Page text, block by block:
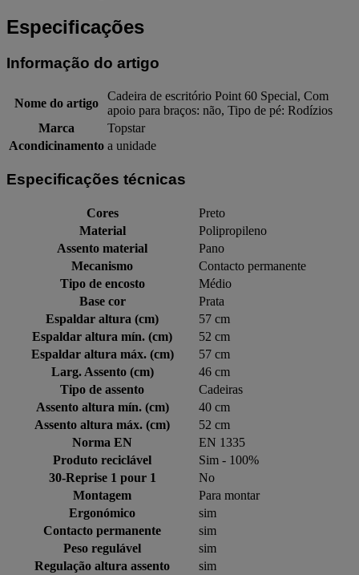
Especificações
Informação do artigo
Nome do artigo
Cadeira de escritório Point 60 Special, Com
apoio para braços: não, Tipo de pé: Rodízios
Marca
Topstar
Acondicinamento a unidade
Especificações técnicas
Cores
Preto
Material
Polipropileno
Assento material
Pano
Mecanismo
Contacto permanente
Tipo de encosto
Médio
Base cor
Prata
Espaldar altura (cm)
57 cm
Espaldar altura mín. (cm)
52 cm
Espaldar altura máx. (cm)
57 cm
Larg. Assento (cm)
46 cm
Tipo de assento
Cadeiras
Assento altura mín. (cm)
40 cm
Assento altura máx. (cm)
52 cm
Norma EN
EN 1335
Produto reciclável
Sim - 100%
30-Reprise 1 pour 1
No
Montagem
Para montar
Ergonómico
sim
Contacto permanente
sim
Peso regulável
sim
Regulação altura assento
sim